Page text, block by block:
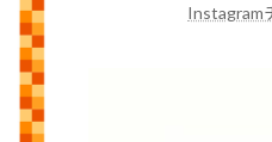
Instagram